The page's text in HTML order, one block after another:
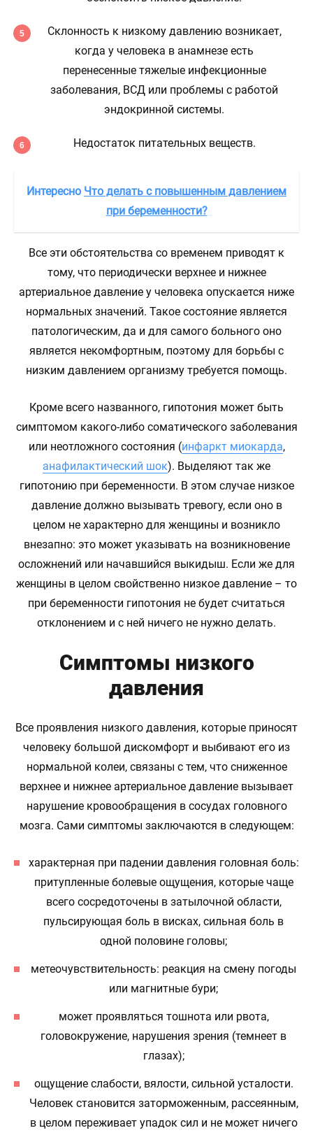
Склонность к низкому давлению возникает,
когда у человека в анамнезе есть
перенесенные тяжелые инфекционные
заболевания, ВСД или проблемы с работой
эндокринной системы.
Недостаток питательных веществ.
Интересно Что делать с повышенным давлением
при беременности?
Все эти обстоятельства со временем приводят к
тому, что периодически верхнее и нижнее
артериальное давление у человека опускается ниже
нормальных значений. Такое состояние является
патологическим, да и для самого больного оно
является некомфортным, поэтому для борьбы с
низким давлением организму требуется помощь.
Кроме всего названного, гипотония может быть
симптомом какого-либо соматического заболевания
или неотложного состояния (инфаркт миокарда,
анафилактический шок). Выделяют так же
гипотонию при беременности. В этом случае низкое
давление должно вызывать тревогу, если оно в
целом не характерно для женщины и возникло
внезапно: это может указывать на возникновение
осложнений или начавшийся выкидыш. Если же для
женщины в целом свойственно низкое давление – то
при беременности гипотония не будет считаться
отклонением и с ней ничего не нужно делать.
Симптомы низкого
давления
Все проявления низкого давления, которые приносят
человеку большой дискомфорт и выбивают его из
нормальной колеи, связаны с тем, что сниженное
верхнее и нижнее артериальное давление вызывает
нарушение кровообращения в сосудах головного
мозга. Сами симптомы заключаются в следующем:
характерная при падении давления головная боль:
притупленные болевые ощущения, которые чаще
всего сосредоточены в затылочной области,
пульсирующая боль в висках, сильная боль в
одной половине головы;
метеочувствительность: реакция на смену погоды
или магнитные бури;
может проявляться тошнота или рвота,
головокружение, нарушения зрения (темнеет в
глазах);
ощущение слабости, вялости, сильной усталости.
Человек становится заторможенным, рассеянным,
в целом переживает упадок сил и не может ничего